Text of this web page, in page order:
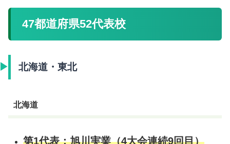
47都道府県52代表校
北海道・東北
北海道
第1代表：旭川実業（4大会連続9回目）